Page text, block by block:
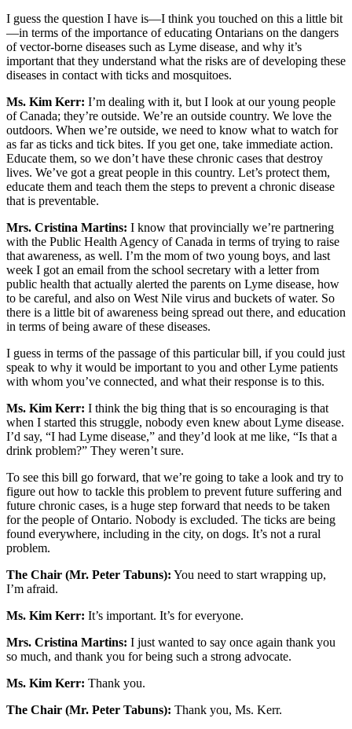
I guess the question I have is—I think you touched on this a little bit
—in terms of the importance of educating Ontarians on the dangers
of vector-borne diseases such as Lyme disease, and why it’s
important that they understand what the risks are of developing these
diseases in contact with ticks and mosquitoes.
Ms. Kim Kerr: I’m dealing with it, but I look at our young people
of Canada; they’re outside. We’re an outside country. We love the
outdoors. When we’re outside, we need to know what to watch for
as far as ticks and tick bites. If you get one, take immediate action.
Educate them, so we don’t have these chronic cases that destroy
lives. We’ve got a great people in this country. Let’s protect them,
educate them and teach them the steps to prevent a chronic disease
that is preventable.
Mrs. Cristina Martins: I know that provincially we’re partnering
with the Public Health Agency of Canada in terms of trying to raise
that awareness, as well. I’m the mom of two young boys, and last
week I got an email from the school secretary with a letter from
public health that actually alerted the parents on Lyme disease, how
to be careful, and also on West Nile virus and buckets of water. So
there is a little bit of awareness being spread out there, and education
in terms of being aware of these diseases.
I guess in terms of the passage of this particular bill, if you could just
speak to why it would be important to you and other Lyme patients
with whom you’ve connected, and what their response is to this.
Ms. Kim Kerr: I think the big thing that is so encouraging is that
when I started this struggle, nobody even knew about Lyme disease.
I’d say, “I had Lyme disease,” and they’d look at me like, “Is that a
drink problem?” They weren’t sure.
To see this bill go forward, that we’re going to take a look and try to
figure out how to tackle this problem to prevent future suffering and
future chronic cases, is a huge step forward that needs to be taken
for the people of Ontario. Nobody is excluded. The ticks are being
found everywhere, including in the city, on dogs. It’s not a rural
problem.
The Chair (Mr. Peter Tabuns): You need to start wrapping up,
I’m afraid.
Ms. Kim Kerr: It’s important. It’s for everyone.
Mrs. Cristina Martins: I just wanted to say once again thank you
so much, and thank you for being such a strong advocate.
Ms. Kim Kerr: Thank you.
The Chair (Mr. Peter Tabuns): Thank you, Ms. Kerr.